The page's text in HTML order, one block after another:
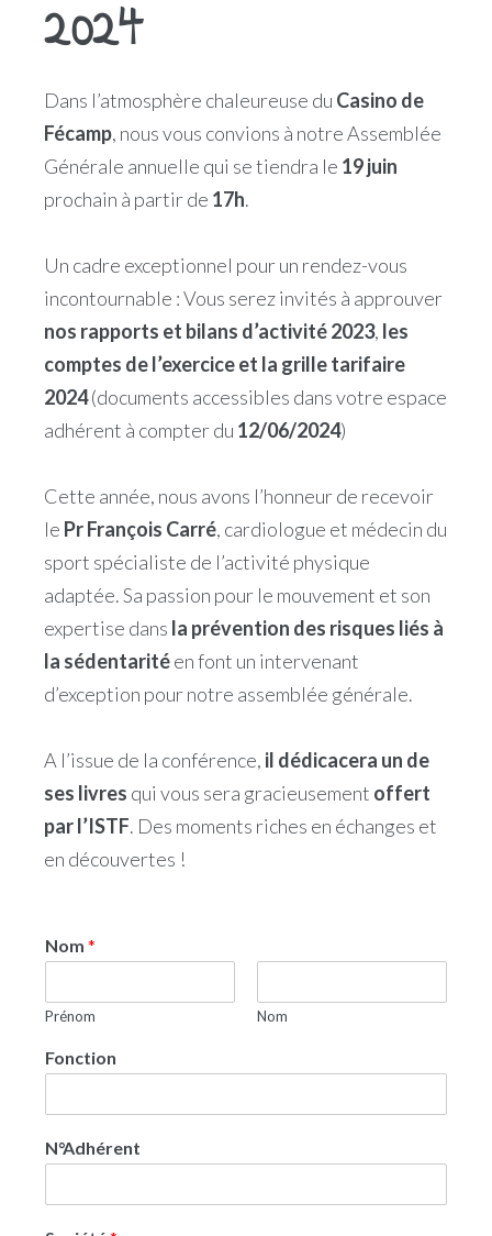
2024
Dans l’atmosphère chaleureuse du Casino de
Fécamp, nous vous convions à notre Assemblée
Générale annuelle qui se tiendra le 19 juin
prochain à partir de 17h.
Un cadre exceptionnel pour un rendez-vous
incontournable : Vous serez invités à approuver
nos rapports et bilans d’activité 2023, les
comptes de l’exercice et la grille tarifaire
2024(documents accessibles dans votre espace
adhérent à compter du 12/06/2024)
Cette année, nous avons l’honneur de recevoir
le Pr François Carré, cardiologue et médecin du
sport spécialiste de l’activité physique
adaptée. Sa passion pour le mouvement et son
expertise dans la prévention des risques liés à
la sédentaritéen font un intervenant
d’exception pour notre assemblée générale.
A l’issue de la conférence, il dédicacera un de
ses livres qui vous sera gracieusement offert
parl’ISTF. Des moments riches en échanges et
en découvertes !
Nom *
Prénom Nom
Fonction
N°Adhérent